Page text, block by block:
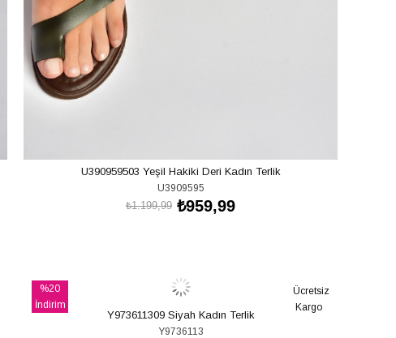
U390959503 Yeşil Hakiki Deri Kadın Terlik
U3909595
₺959,99
₺1.199,99
%20
İndirim
Ücretsiz
Kargo
Y973611309 Siyah Kadın Terlik
Y9736113